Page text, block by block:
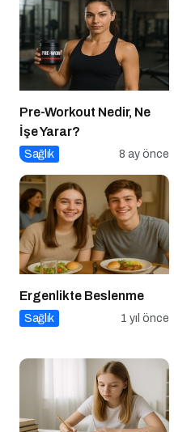
Pre-Workout Nedir, Ne
İşe Yarar?
Sağlık 8 ay önce
Ergenlikte Beslenme
Sağlık 1 yıl önce